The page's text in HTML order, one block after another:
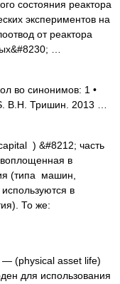
состояния реактора
экспериментов на
от реактора
…
во синонимов: 1 •
В.Н. Тришин. 2013 …
) &#8212; часть
в
(типа машин,
в
То же:
— (physical asset life)
для использования